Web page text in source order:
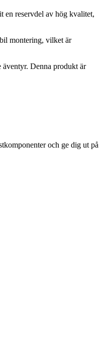
en reservdel av hög kvalitet,
montering, vilket är
Denna produkt är
och ge dig ut på